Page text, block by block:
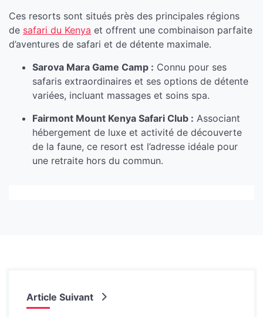
Ces resorts sont situés près des principales régions
de safari du Kenya et offrent une combinaison parfaite
d’aventures de safari et de détente maximale.
Sarova Mara Game Camp : Connu pour ses
safaris extraordinaires et ses options de détente
variées, incluant massages et soins spa.
Fairmont Mount Kenya Safari Club : Associant
hébergement de luxe et activité de découverte
de la faune, ce resort est l’adresse idéale pour
une retraite hors du commun.
Article Suivant